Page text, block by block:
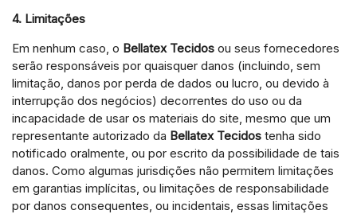
4. Limitações
Em nenhum caso, o Bellatex Tecidos ou seus fornecedores
serão responsáveis por quaisquer danos (incluindo, sem
limitação, danos por perda de dados ou lucro, ou devido à
interrupção dos negócios) decorrentes do uso ou da
incapacidade de usar os materiais do site, mesmo que um
representante autorizado da Bellatex Tecidos tenha sido
notificado oralmente, ou por escrito da possibilidade de tais
danos. Como algumas jurisdições não permitem limitações
em garantias implícitas, ou limitações de responsabilidade
por danos consequentes, ou incidentais, essas limitações